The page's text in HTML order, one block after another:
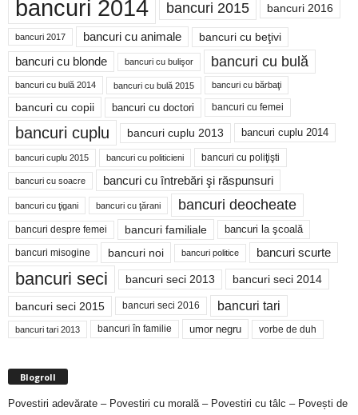
bancuri 2014 bancuri 2015 bancuri 2016
bancuri 2017 bancuri cu animale bancuri cu beţivi
bancuri cu blonde bancuri cu bulişor bancuri cu bulă
bancuri cu bulă 2014 bancuri cu bulă 2015 bancuri cu bărbaţi
bancuri cu copii bancuri cu doctori bancuri cu femei
bancuri cuplu bancuri cuplu 2013 bancuri cuplu 2014
bancuri cuplu 2015 bancuri cu politicieni bancuri cu poliţişti
bancuri cu soacre bancuri cu întrebări şi răspunsuri
bancuri cu ţigani bancuri cu ţărani bancuri deocheate
bancuri despre femei bancuri familiale bancuri la şcoală
bancuri misogine bancuri noi bancuri politice bancuri scurte
bancuri seci bancuri seci 2013 bancuri seci 2014
bancuri seci 2015 bancuri seci 2016 bancuri tari
bancuri tari 2013 bancuri în familie umor negru vorbe de duh
Blogroll
Povestiri adevărate – Povestiri cu morală – Povestiri cu tâlc – Povești de